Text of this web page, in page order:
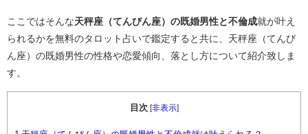
ここではそんな天秤座（てんびん座）の既婚男性と不倫成就が叶え
られるかを無料のタロット占いで鑑定すると共に、天秤座（てんび
ん座）の既婚男性の性格や恋愛傾向、落とし方について紹介致しま
す。
目次 [非表示]